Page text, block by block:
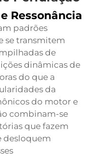
Ressonância
padrões
se transmitem
de
dinâmicas de
do que a
da
do motor e
combinam-se
que fazem
desloquem